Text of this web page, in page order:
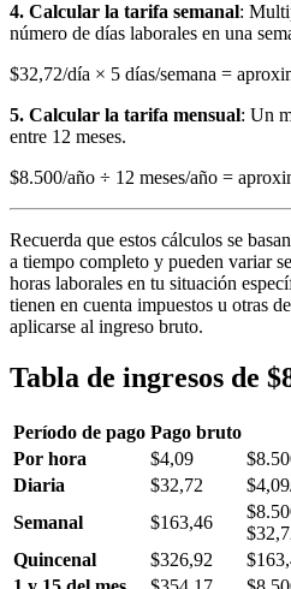
4. Calcular la tarifa semanal:
número de días laborales en una
$32,72/día × 5 días/semana =
5. Calcular la tarifa mensual: Un
entre 12 meses.
$8.500/año ÷ 12 meses/año =
Recuerda que estos cálculos se
a tiempo completo y pueden variar
horas laborales en tu situación
tienen en cuenta impuestos u otras
aplicarse al ingreso bruto.
Tabla de ingresos de
Período de pago Pago bruto
Por hora
$4,09
Diaria
$32,72
Semanal
$163,46
Quincenal
$326,92